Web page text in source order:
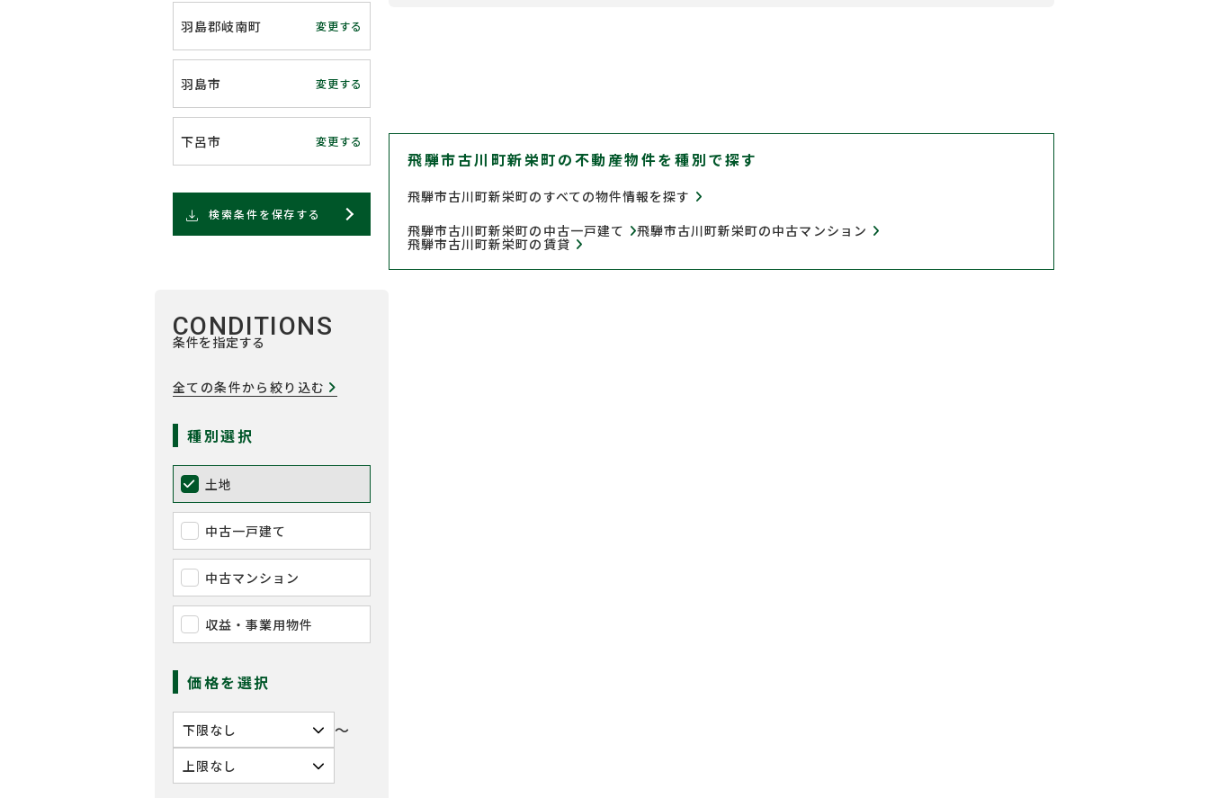
飛騨市古川町新栄町の不動産物件を種別で探す
飛騨市古川町新栄町のすべての物件情報を探す
飛騨市古川町新栄町の中古一戸建て
飛騨市古川町新栄町の中古マンション
飛騨市古川町新栄町の賃貸
羽島郡岐南町 変更する
羽島市 変更する
下呂市 変更する
検索条件を保存する
CONDITIONS
条件を指定する
全ての条件から絞り込む
種別選択
土地
中古一戸建て
中古マンション
収益・事業用物件
価格を選択
〜